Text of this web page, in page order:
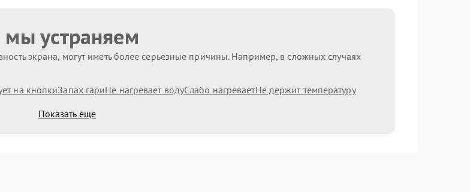
устраняем
экрана, могут иметь более серьезные причины. Например, в сложных случаях
на кнопкиЗапах гариНе нагревает водуСлабо нагреваетНе держит температуру
Показать еще